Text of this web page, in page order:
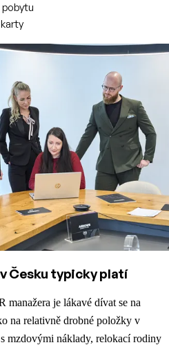
Česku typicky platí
manažera je lákavé dívat se na
na relativně drobné položky v
mzdovými náklady, relokací rodiny